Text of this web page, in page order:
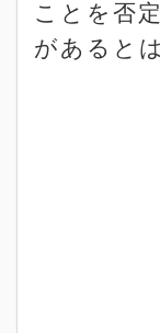
ことを否
があると